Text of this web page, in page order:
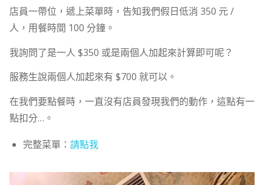
店員一帶位，遞上菜單時，告知我們假日低消 350 元 /
人，用餐時間 100 分鐘。
我詢問了是一人 $350 或是兩個人加起來計算即可呢？
服務生說兩個人加起來有 $700 就可以。
在我們要點餐時，一直沒有店員發現我們的動作，這點有一
點扣分…。
完整菜單： 請點我